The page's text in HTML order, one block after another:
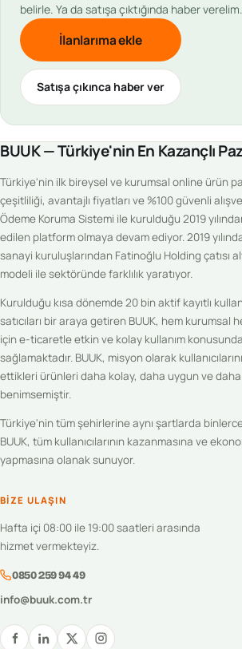
belirle. Ya da satışa çıktığında haber verelim.
İlanlarıma ekle
Satışa çıkınca haber ver
BUUK — Türkiye'nin En Kazançlı
Türkiye'nin ilk bireysel ve kurumsal online ürün
çeşitliliği, avantajlı fiyatları ve %100 güvenli
Ödeme Koruma Sistemi ile kurulduğu 2019
edilen platform olmaya devam ediyor. 2019
sanayi kuruluşlarından Fatinoğlu Holding çatısı
modeli ile sektöründe farklılık yaratıyor.
Kurulduğu kısa dönemde 20 bin aktif kayıtlı
satıcıları bir araya getiren BUUK, hem kurumsal
için e-ticaretle etkin ve kolay kullanım
sağlamaktadır. BUUK, misyon olarak
ettikleri ürünleri daha kolay, daha uygun ve daha
benimsemiştir.
Türkiye'nin tüm şehirlerine aynı şartlarda
BUUK, tüm kullanıcılarının kazanmasına ve
yapmasına olanak sunuyor.
BIZE ULAŞIN
Hafta içi 08:00 ile 19:00 saatleri arasında
hizmet vermekteyiz.
0850 259 94 49
info@buuk.com.tr